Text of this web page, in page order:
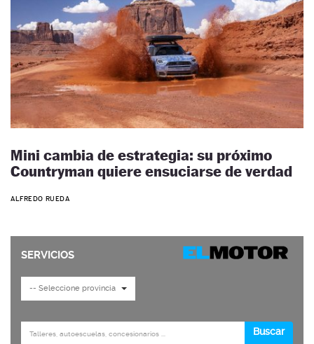
Mini cambia de estrategia: su próximo
Countryman quiere ensuciarse de verdad
ALFREDO RUEDA